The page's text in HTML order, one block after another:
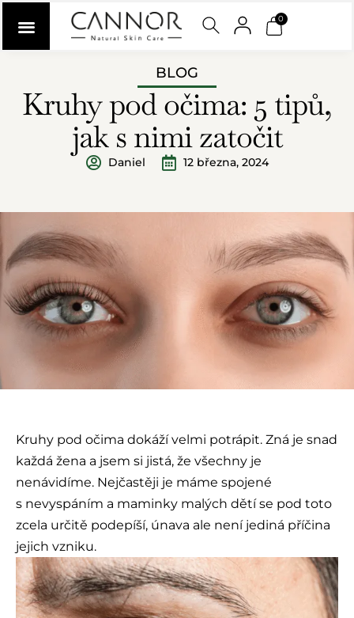
0
BLOG
Kruhy pod očima: 5 tipů,
jak s nimi zatočit
Daniel 12 března, 2024
Kruhy pod očima dokáží velmi potrápit. Zná je snad
každá žena a jsem si jistá, že všechny je
nenávidíme. Nejčastěji je máme spojené
s nevyspáním a maminky malých dětí se pod toto
zcela určitě podepíší, únava ale není jediná příčina
jejich vzniku.